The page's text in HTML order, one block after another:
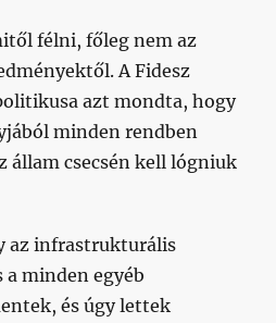
félni, főleg nem az
A Fidesz
azt mondta, hogy
minden rendben
állam csecsén kell lógniuk
az infrastrukturális
a minden egyéb
és úgy lettek